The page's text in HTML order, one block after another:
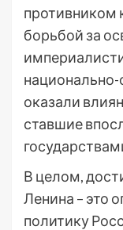
противником
борьбой за
оказали
ставшие
В целом,
Ленина – это
политику